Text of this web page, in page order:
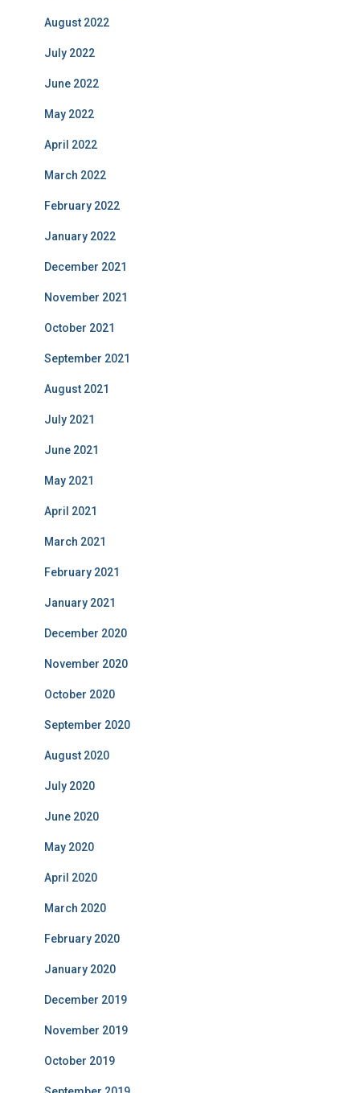
August 2022
July 2022
June 2022
May 2022
April 2022
March 2022
February 2022
January 2022
December 2021
November 2021
October 2021
September 2021
August 2021
July 2021
June 2021
May 2021
April 2021
March 2021
February 2021
January 2021
December 2020
November 2020
October 2020
September 2020
August 2020
July 2020
June 2020
May 2020
April 2020
March 2020
February 2020
January 2020
December 2019
November 2019
October 2019